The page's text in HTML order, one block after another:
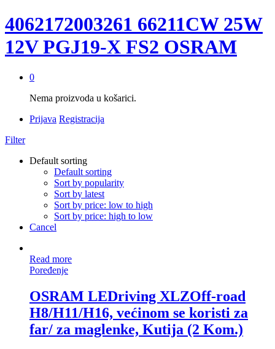
4062172003261 66211CW 25W
12V PGJ19-X FS2 OSRAM
0
Nema proizvoda u košarici.
Prijava Registracija
Filter
Default sorting
Default sorting
Sort by popularity
Sort by latest
Sort by price: low to high
Sort by price: high to low
Cancel
Read more
Poređenje
OSRAM LEDriving XLZOff-road
H8/H11/H16, većinom se koristi za
far/ za maglenke, Kutija (2 Kom.)